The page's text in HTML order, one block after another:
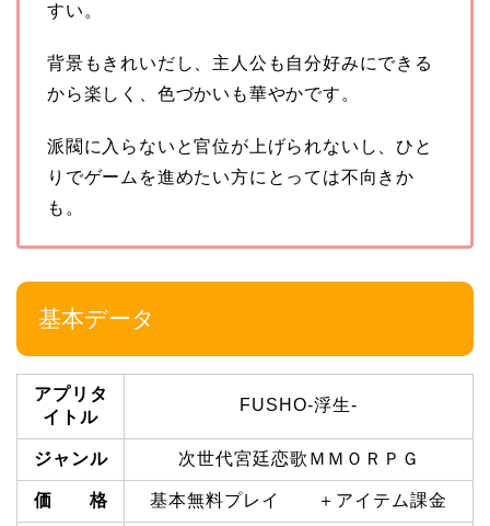
すい。
背景もきれいだし、主人公も自分好みにできる
から楽しく、色づかいも華やかです。
派閥に入らないと官位が上げられないし、ひと
りでゲームを進めたい方にとっては不向きか
も。
基本データ
アプリタ
イトル
FUSHO-浮生-
ジャンル 次世代宮廷恋歌ＭＭＯＲＰＧ
価 格 基本無料プレイ ＋アイテム課金